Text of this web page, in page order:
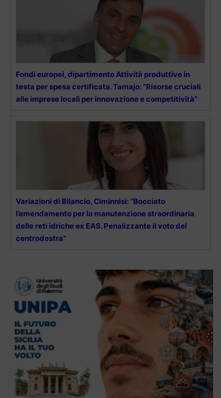
Fondi europei, dipartimento Attività produttive in
testa per spesa certificata. Tamajo: “Risorse cruciali
alle imprese locali per innovazione e competitività”
Variazioni di Bilancio, Ciminnisi: “Bocciato
l’emendamento per la manutenzione straordinaria
delle reti idriche ex EAS. Penalizzante il voto del
centrodestra”